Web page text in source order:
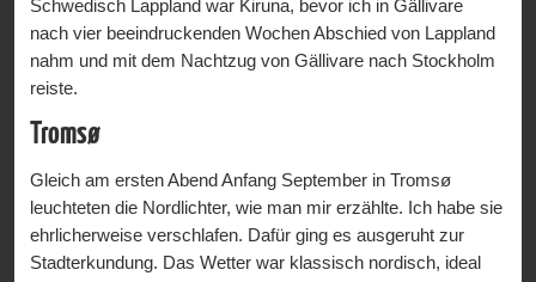
Schwedisch Lappland war Kiruna, bevor ich in Gällivare
nach vier beeindruckenden Wochen Abschied von Lappland
nahm und mit dem Nachtzug von Gällivare nach Stockholm
reiste.
Tromsø
Gleich am ersten Abend Anfang September in Tromsø
leuchteten die Nordlichter, wie man mir erzählte. Ich habe sie
ehrlicherweise verschlafen. Dafür ging es ausgeruht zur
Stadterkundung. Das Wetter war klassisch nordisch, ideal